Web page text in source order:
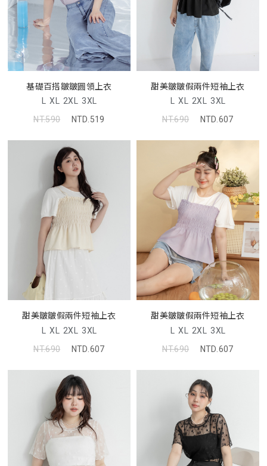
基礎百搭皺皺圓領上衣
L XL 2XL 3XL
NT.590
NTD.519
甜美皺皺假兩件短袖上衣
L XL 2XL 3XL
NT.690
NTD.607
甜美皺皺假兩件短袖上衣
L XL 2XL 3XL
NT.690
NTD.607
甜美皺皺假兩件短袖上衣
L XL 2XL 3XL
NT.690
NTD.607